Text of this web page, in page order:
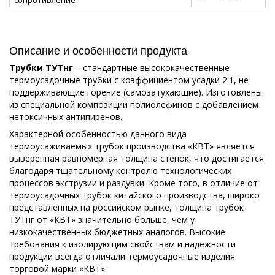
Описание и особенности продукта
Трубки ТУТнг – стандартные высококачественные
термоусадочные трубки с коэффициентом усадки 2:1, не
поддерживающие горение (самозатухающие). Изготовлены
из специальной композиции полиолефинов с добавлением
нетоксичных антипиренов.
Характерной особенностью данного вида
термоусаживаемых трубок производства «КВТ» является
выверенная равномерная толщина стенок, что достигается
благодаря тщательному контролю технологических
процессов экструзии и раздувки. Кроме того, в отличие от
термоусадочных трубок китайского производства, широко
представленных на российском рынке, толщина трубок
ТУТнг от «КВТ» значительно больше, чем у
низкокачественных бюджетных аналогов. Высокие
требования к изолирующим свойствам и надежности
продукции всегда отличали термоусадочные изделия
торговой марки «КВТ».